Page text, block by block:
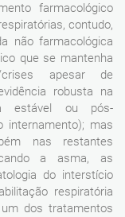
farmacológico
contudo,
não farmacológica
que se mantenha
crises apesar de
robusta na
estável ou pós-
internamento); mas
nas restantes
a asma, as
do interstício
respiratória
dos tratamentos